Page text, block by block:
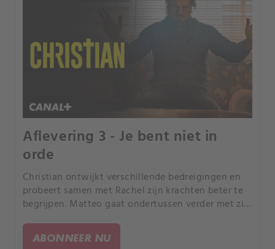
Aflevering 3 - Je bent niet in
orde
Christian ontwijkt verschillende bedreigingen en
probeert samen met Rachel zijn krachten beter te
begrijpen. Matteo gaat ondertussen verder met zijn
ABONNEER NU